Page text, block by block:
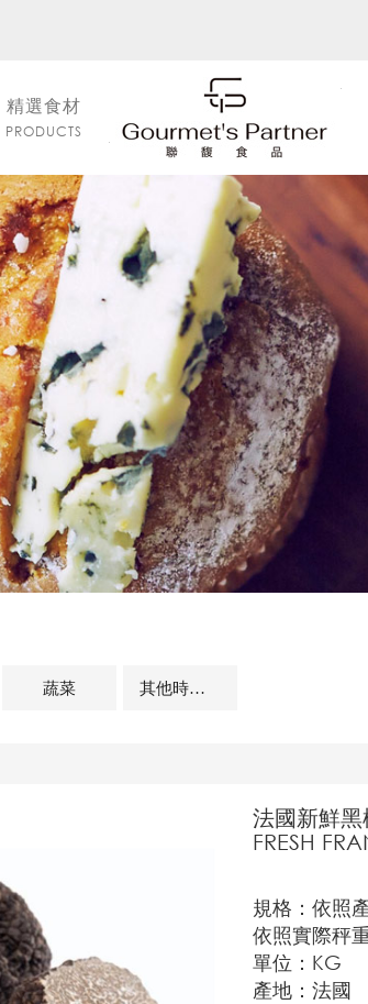
精選食材
PRODUCTS
蔬菜 其他時蔬及相關商品
法國新鮮黑
FRESH
規格：依照
依照實際秤
單位：KG
產地：法國